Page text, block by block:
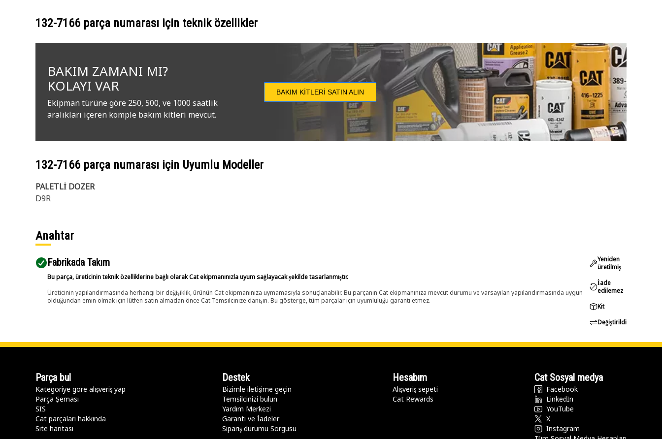
132-7166 parça numarası için teknik özellikler
BAKIM ZAMANI MI?
KOLAYI VAR
Ekipman türüne göre 250, 500, ve 1000 saatlik
aralıkları içeren komple bakım kitleri mevcut.
BAKIM KITLERI SATIN ALIN
132-7166 parça numarası için Uyumlu Modeller
PALETLİ DOZER
D9R
Anahtar
Fabrikada Takım
Bu parça, üreticinin teknik özelliklerine bağlı olarak Cat ekipmanınızla uyum sağlayacak şekilde tasarlanmıştır.
Üreticinin yapılandırmasında herhangi bir değişiklik, ürünün Cat ekipmanınıza uymamasıyla sonuçlanabilir. Bu parçanın Cat ekipmanınıza mevcut durumu ve varsayılan yapılandırmasında uygun
olduğundan emin olmak için lütfen satın almadan önce Cat Temsilcinize danışın. Bu gösterge, tüm parçalar için uyumluluğu garanti etmez.
Yeniden
üretilmiş
İade
edilemez
Kit
Değiştirildi
Parça bul
Kategoriye göre alışveriş yap
Parça Şeması
SIS
Cat parçaları hakkında
Site haritası
Destek
Bizimle iletişime geçin
Temsilcinizi bulun
Yardım Merkezi
Garanti ve İadeler
Sipariş durumu Sorgusu
Hesabım
Alışveriş sepeti
Cat Rewards
Cat Sosyal medya
Facebook
LinkedIn
YouTube
X
Instagram